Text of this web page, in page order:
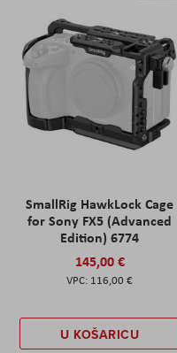
SmallRig HawkLock Cage
for Sony FX5 (Advanced
Edition) 6774
145,00 €
116,00 €
U KOŠARICU